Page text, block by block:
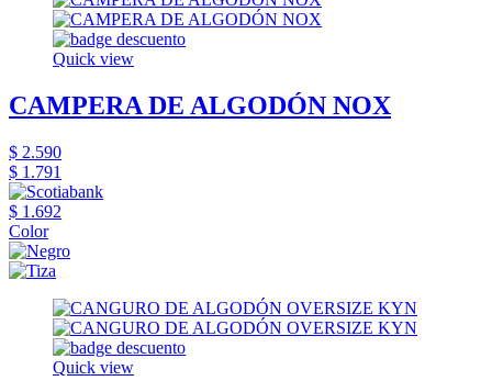
Quick view
CAMPERA DE ALGODÓN NOX
$ 2.590
$ 1.791
$ 1.692
Color
Quick view